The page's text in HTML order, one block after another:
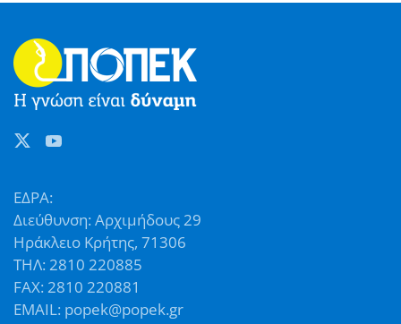
ΕΔΡΑ:
Διεύθυνση: Αρχιμήδους 29
Ηράκλειο Κρήτης, 71306
ΤΗΛ: 2810 220885
FAX: 2810 220881
EMAIL: popek@popek.gr